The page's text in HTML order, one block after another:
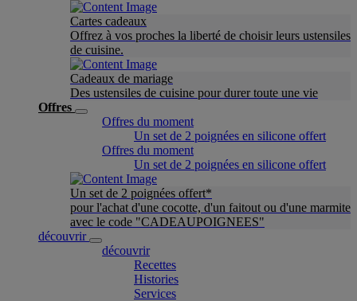
Cartes cadeaux
Offrez à vos proches la liberté de choisir leurs ustensiles
de cuisine.
Cadeaux de mariage
Des ustensiles de cuisine pour durer toute une vie
Offres
Offres du moment
Un set de 2 poignées en silicone offert
Offres du moment
Un set de 2 poignées en silicone offert
Un set de 2 poignées offert*
pour l'achat d'une cocotte, d'un faitout ou d'une marmite
avec le code "CADEAUPOIGNEES"
découvrir
découvrir
Recettes
Histories
Services